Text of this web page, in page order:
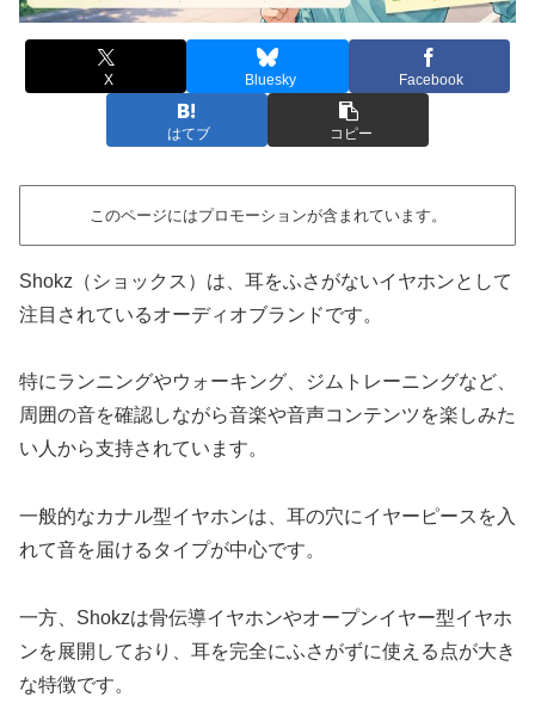
X Bluesky Facebook
はてブ コピー
このページにはプロモーションが含まれています。
Shokz（ショックス）は、耳をふさがないイヤホンとして
注目されているオーディオブランドです。
特にランニングやウォーキング、ジムトレーニングなど、
周囲の音を確認しながら音楽や音声コンテンツを楽しみた
い人から支持されています。
一般的なカナル型イヤホンは、耳の穴にイヤーピースを入
れて音を届けるタイプが中心です。
一方、Shokzは骨伝導イヤホンやオープンイヤー型イヤホ
ンを展開しており、耳を完全にふさがずに使える点が大き
な特徴です。